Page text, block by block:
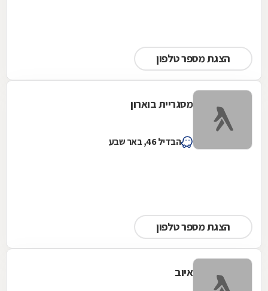
הצגת מספר טלפון
מסגריית בוארון
הבדיל 46, באר שבע
הצגת מספר טלפון
איוב